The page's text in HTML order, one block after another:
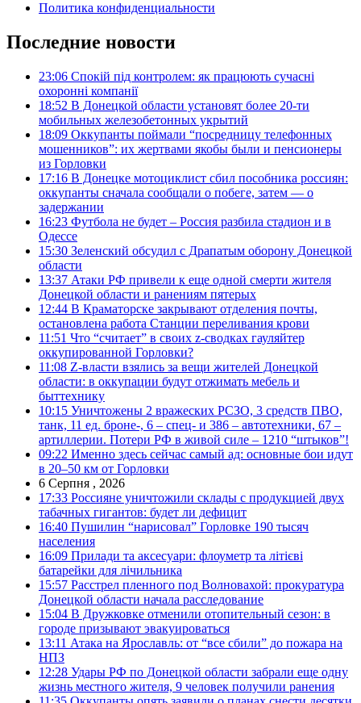
Политика конфиденциальности
Последние новости
23:06 Спокій під контролем: як працюють сучасні
охоронні компанії
18:52 В Донецкой области установят более 20-ти
мобильных железобетонных укрытий
18:09 Оккупанты поймали “посредницу телефонных
мошенников”: их жертвами якобы были и пенсионеры
из Горловки
17:16 В Донецке мотоциклист сбил пособника россиян:
оккупанты сначала сообщали о побеге, затем — о
задержании
16:23 Футбола не будет – Россия разбила стадион и в
Одессе
15:30 Зеленский обсудил с Драпатым оборону Донецкой
области
13:37 Атаки РФ привели к еще одной смерти жителя
Донецкой области и ранениям пятерых
12:44 В Краматорске закрывают отделения почты,
остановлена работа Станции переливания крови
11:51 Что “считает” в своих z-сводках гауляйтер
оккупированной Горловки?
11:08 Z-власти взялись за вещи жителей Донецкой
области: в оккупации будут отжимать мебель и
быттехнику
10:15 Уничтожены 2 вражеских РСЗО, 3 средств ПВО,
танк, 11 ед. броне-, 6 – спец- и 386 – автотехники, 67 –
артиллерии. Потери РФ в живой силе – 1210 “штыков”!
09:22 Именно здесь сейчас самый ад: основные бои идут
в 20–50 км от Горловки
6 Серпня , 2026
17:33 Россияне уничтожили склады с продукцией двух
табачных гигантов: будет ли дефицит
16:40 Пушилин “нарисовал” Горловке 190 тысяч
населения
16:09 Прилади та аксесуари: флоуметр та літієві
батарейки для лічильника
15:57 Расстрел пленного под Волновахой: прокуратура
Донецкой области начала расследование
15:04 В Дружковке отменили отопительный сезон: в
городе призывают эвакуироваться
13:11 Атака на Ярославль: от “все сбили” до пожара на
НПЗ
12:28 Удары РФ по Донецкой области забрали еще одну
жизнь местного жителя, 9 человек получили ранения